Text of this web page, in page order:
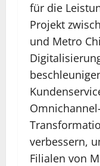
für die
Projekt
und Metro
Omnichannel-
verbessern,
Filialen von